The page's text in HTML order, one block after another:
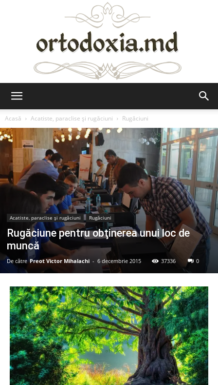
Acasă
Acatiste, paraclise și rugăciuni Rugăciuni
Acatiste, paraclise și rugăciuni Rugăciuni
Rugăciune pentru obţinerea unui loc de
muncă
De către Preot Victor Mihalachi - 6 decembrie 2015 37336 0